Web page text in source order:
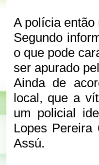
A polícia então
Segundo
o que pode
ser apurado
Ainda de
local, que a
um policial
Lopes
Assú.